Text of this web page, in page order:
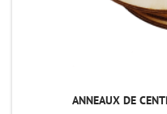
ANNEAUX DE